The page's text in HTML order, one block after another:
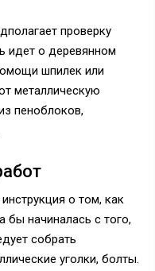
проверку
идет о деревянном
шпилек или
металлическую
пеноблоков,
о том, как
бы начиналась с того,
собрать
уголки, болты.